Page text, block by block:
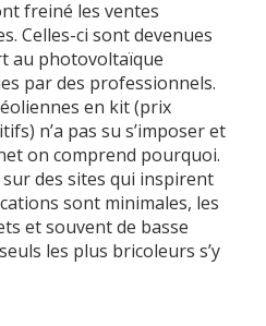
freiné les ventes
Celles-ci sont devenues
au photovoltaïque
par des professionnels.
en kit (prix
n’a pas su s’imposer et
on comprend pourquoi.
des sites qui inspirent
sont minimales, les
et souvent de basse
les plus bricoleurs s’y